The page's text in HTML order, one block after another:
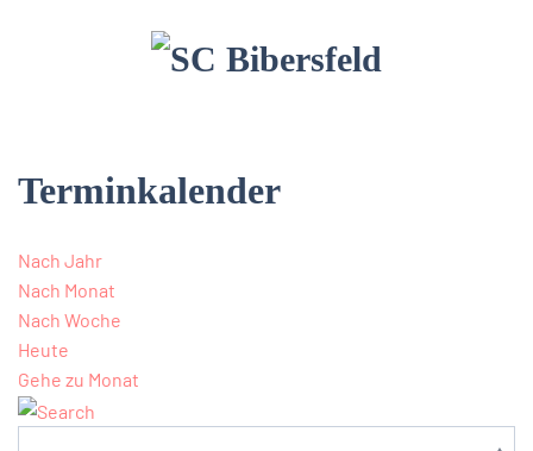
Terminkalender
Nach Jahr
Nach Monat
Nach Woche
Heute
Gehe zu Monat